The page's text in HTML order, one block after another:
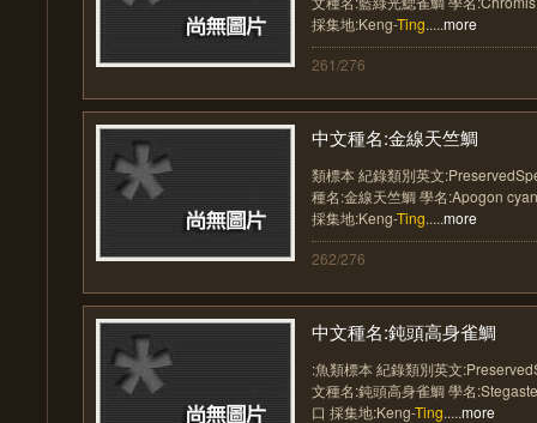
採集地:Keng-Ting.....more
261/276
中文種名:金線天竺鯛
類標本 紀錄類別英文
種名:金線天竺鯛 學名:Apogon
採集地:Keng-Ting.....more
262/276
中文種名:鈍頭高身雀鯛
:魚類標本 紀錄類別英文
文種名:鈍頭高身雀鯛 學名
口 採集地:Keng-Ting.....more